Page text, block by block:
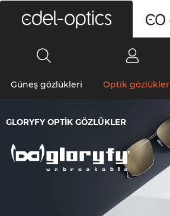
Güneş gözlükleri Optik gözlükler
GLORYFY OPTIK GÖZLÜKLER